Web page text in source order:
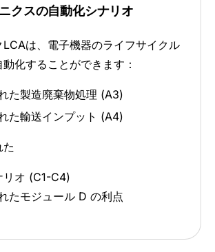
クスの自動化シナリオ
LCAは、電子機器のライフサイクル
化することができます：
た製造廃棄物処理 (A3)
た輸送インプット (A4)
リオ (C1-C4)
たモジュール D の利点